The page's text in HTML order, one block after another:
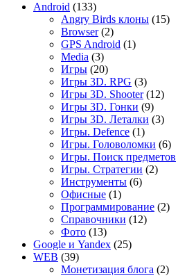
Android (133)
Angry Birds клоны (15)
Browser(2)
GPS Android (1)
Media (3)
Игры (20)
Игры 3D. RPG (3)
Игры 3D. Shooter(12)
Игры 3D. Гонки (9)
Игры 3D. Леталки (3)
Игры. Defence (1)
Игры. Головоломки (6)
Игры. Поиск предметов
Игры. Стратегии (2)
Инструменты (6)
Офисные (1)
Программирование (2)
Справочники (12)
Фото (13)
Google и Yandex (25)
WEB (39)
Монетизация блога (2)